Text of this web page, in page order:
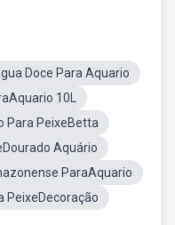
Doce Para Aquario
10L
Para PeixeBetta
Aquário
ParaAquario
PeixeDecoração